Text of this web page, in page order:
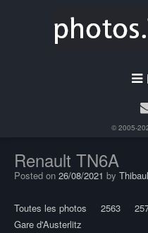
© 2005-
Renault TN6A
Posted on 26/08/2021 by
Toutes les photos 2563
Gare d'Austerlitz